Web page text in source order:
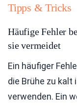
Tipps & Tricks
Häufige Fehler
sie vermeidet
Ein häufiger
die Brühe zu kalt
verwenden. Ein